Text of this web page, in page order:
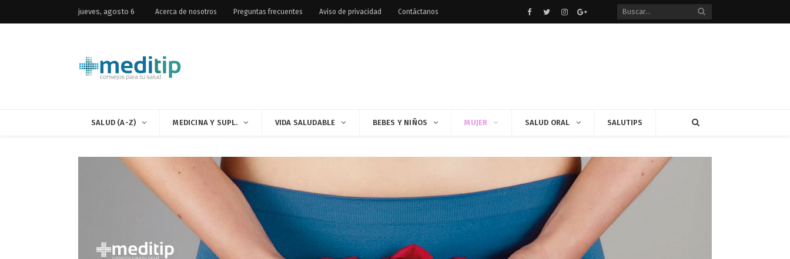
jueves, agosto 6 Acerca de nosotros Preguntas frecuentes Aviso de privacidad Contáctanos Facebook
TwitterinstagramGoogle+
SALUD (A-Z) MEDICINA Y SUPL. VIDA SALUDABLE BEBES Y NIÑOS MUJER SALUD ORAL SALUTIPS